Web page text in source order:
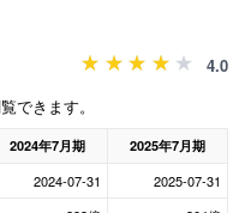
4.0
できます。
2024年7月期
2025年7月期
2024-07-31 2025-07-31